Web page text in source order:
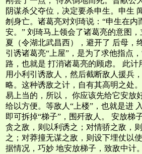
阴谋杀父夺位，决定要杀申生。申生
刎身亡。诸葛亮对刘琦说：“申生在内
安。” 刘琦马上领会了诸葛亮的意图
夏（令湖北武昌西），避开了 后母，
引诱诸葛亮“上屋”，是为了求他指点
路，也就是 打消诸葛亮的顾虑。 此计
用小利引诱敌人，然后截断敌人援兵
略。这种诱敌之计，自有其高明之处
易上当的，所以， 你应该先给它安放
给以方便。等敌人“上楼”，也就是进
即可拆掉“梯子”，围歼敌人。 安放梯
贪之敌，则以利诱之；对情骄之敌，
之；对莽撞无谋之敌，则设下埋仗以
据情况，巧妙 地安放梯子，致敌中计